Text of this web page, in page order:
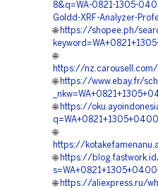
8&q=WA-0821-1305-
Goldd-XRF-Analyzer-
🌐 https://shopee.ph/
🌐
https://
🌐 https://www.ebay.fr/
🌐 https://
🌐
https://
🌐 https://
🌐 https://aliexpress.ru/